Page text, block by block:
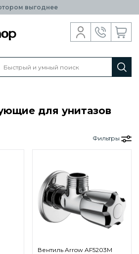
выгоднее
для унитазов
Фильтры
Вентиль Arrow AF5203M